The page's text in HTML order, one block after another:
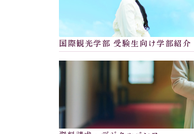
国際観光学部 受験生向け学部紹介